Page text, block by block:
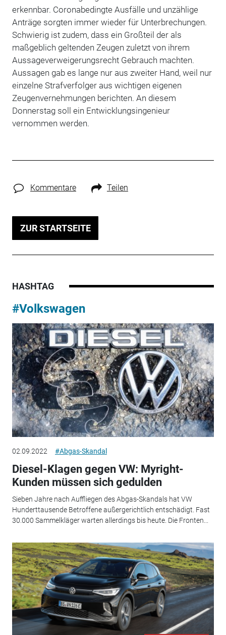
erkennbar. Coronabedingte Ausfälle und unzählige
Anträge sorgten immer wieder für Unterbrechungen.
Schwierig ist zudem, dass ein Großteil der als
maßgeblich geltenden Zeugen zuletzt von ihrem
Aussageverweigerungsrecht Gebrauch machten.
Aussagen gab es lange nur aus zweiter Hand, weil nur
einzelne Strafverfolger aus wichtigen eigenen
Zeugenvernehmungen berichten. An diesem
Donnerstag soll ein Entwicklungsingenieur
vernommen werden.
Kommentare Teilen
ZUR STARTSEITE
HASHTAG
#Volkswagen
02.09.2022 #Abgas-Skandal
Diesel-Klagen gegen VW: Myright-
Kunden müssen sich gedulden
Sieben Jahre nach Auffliegen des Abgas-Skandals hat VW
Hunderttausende Betroffene außergerichtlich entschädigt. Fast
30.000 Sammelkläger warten allerdings bis heute. Die Fronten...